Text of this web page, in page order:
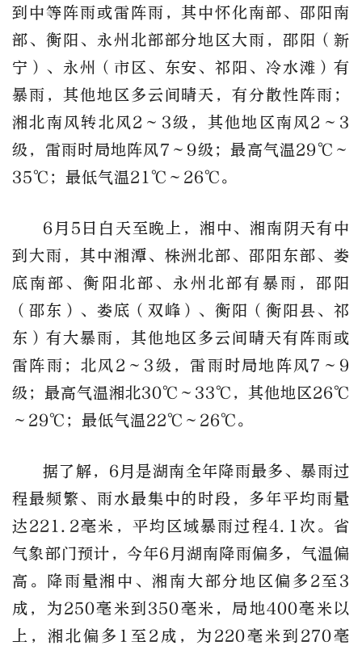
到中等阵雨或雷阵雨，其中怀化南部、邵阳南
部、衡阳、永州北部部分地区大雨，邵阳（新
宁）、永州（市区、东安、祁阳、冷水滩）有
暴雨，其他地区多云间晴天，有分散性阵雨；
湘北南风转北风2～3级，其他地区南风2～3
级，雷雨时局地阵风7～9级；最高气温29℃ ～
35℃；最低气温21 ℃ ～26℃。
6月5日白天至晚上，湘中、湘南阴天有中
到大雨，其中湘潭、株洲北部、邵阳东部、娄
底南部、衡阳北部、永州北部有暴雨，邵阳
（邵东）、娄底（双峰）、衡阳（衡阳县、祁
东）有大暴雨，其他地区多云间晴天有阵雨或
雷阵雨；北风2～3级，雷雨时局地阵风7～9
级；最高气温湘北30℃ ～33℃，其他地区26℃
～29℃；最低气温22℃ ～26℃。
据了解， 6月是湖南全年降雨最多、暴雨过
程最频繁、雨水最集中的时段， 多年平均雨量
达221.2毫米，平均区域暴雨过程4.1次。省
气象部门预计， 今年6月湖南降雨偏多，气温偏
高。 降雨量湘中、湘南大部分地区偏多2至3
成，为250毫米到350毫米，局地400毫米以
上，湘北偏多1至2成，为220毫米到270毫